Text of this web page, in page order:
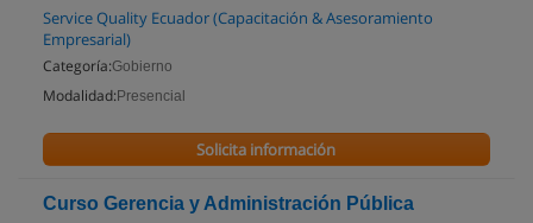
Service Quality Ecuador (Capacitación & Asesoramiento
Empresarial)
Categoría:Gobierno
Modalidad: Presencial
Solicita información
Curso Gerencia y Administración Pública